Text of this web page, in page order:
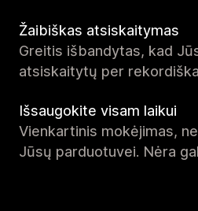
Žaibiškas atsiskaitymas
Greitis išbandytas, kad
atsiskaitytų per
Išsaugokite visam laikui
Vienkartinis mokėjimas,
Jūsų parduotuvei. Nėra